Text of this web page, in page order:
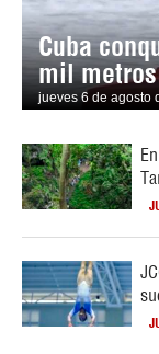
Cuba
mil
jueves 6 de agosto